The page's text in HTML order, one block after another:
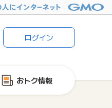
ログイン
おトク情報